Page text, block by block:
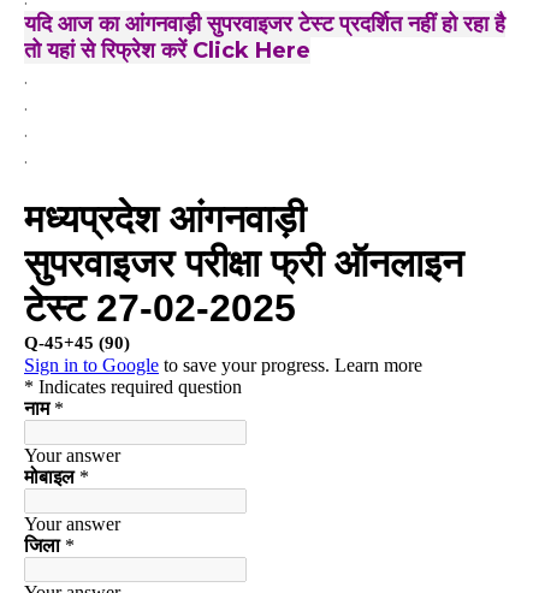
यदि आज का आंगनवाड़ी सुपरवाइजर टेस्ट प्रदर्शित नहीं हो रहा है
तो यहां से रिफ्रेश करें Click Here
.
.
.
.